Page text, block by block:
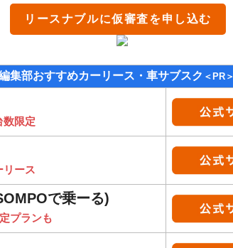
リースナブルに仮審査を申し込む
集部おすすめカーリース・車サブスク ＜PR＞
数限定
リース
で乗ーる)
プランも